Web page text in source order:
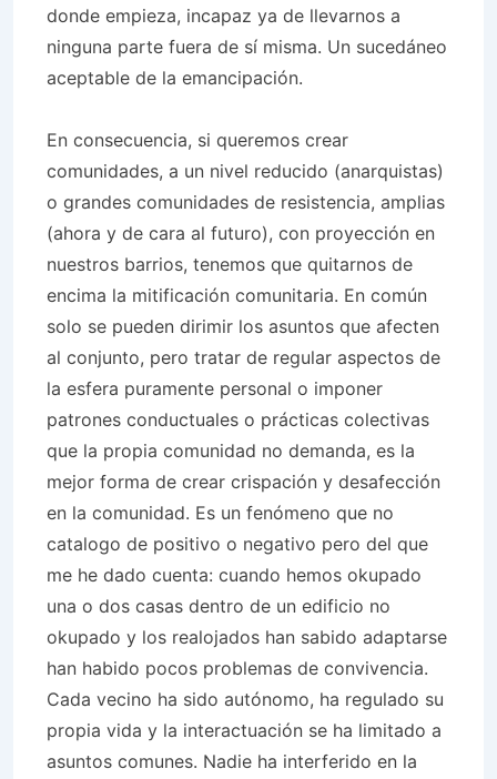
donde empieza, incapaz ya de llevarnos a
ninguna parte fuera de sí misma. Un sucedáneo
aceptable de la emancipación.
En consecuencia, si queremos crear
comunidades, a un nivel reducido (anarquistas)
o grandes comunidades de resistencia, amplias
(ahora y de cara al futuro), con proyección en
nuestros barrios, tenemos que quitarnos de
encima la mitificación comunitaria. En común
solo se pueden dirimir los asuntos que afecten
al conjunto, pero tratar de regular aspectos de
la esfera puramente personal o imponer
patrones conductuales o prácticas colectivas
que la propia comunidad no demanda, es la
mejor forma de crear crispación y desafección
en la comunidad. Es un fenómeno que no
catalogo de positivo o negativo pero del que
me he dado cuenta: cuando hemos okupado
una o dos casas dentro de un edificio no
okupado y los realojados han sabido adaptarse
han habido pocos problemas de convivencia.
Cada vecino ha sido autónomo, ha regulado su
propia vida y la interactuación se ha limitado a
asuntos comunes. Nadie ha interferido en la